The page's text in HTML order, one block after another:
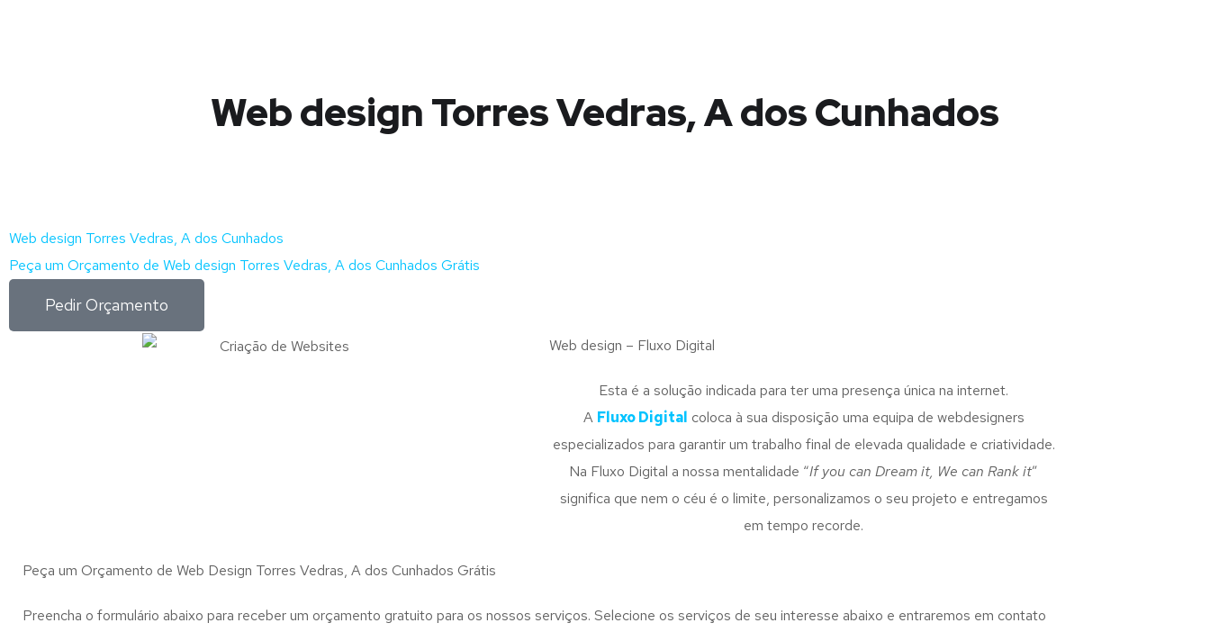
Web design Torres Vedras, A dos Cunhados
Web design Torres Vedras, A dos Cunhados
Peça um Orçamento de Web design Torres Vedras, A dos Cunhados Grátis
Pedir Orçamento
Web design – Fluxo Digital
Esta é a solução indicada para ter uma presença única na internet.
A Fluxo Digital coloca à sua disposição uma equipa de webdesigners
especializados para garantir um trabalho final de elevada qualidade e criatividade.
Na Fluxo Digital a nossa mentalidade “If you can Dream it, We can Rank it”
significa que nem o céu é o limite, personalizamos o seu projeto e entregamos
em tempo recorde.
Peça um Orçamento de Web Design Torres Vedras, A dos Cunhados Grátis
Preencha o formulário abaixo para receber um orçamento gratuito para os nossos serviços. Selecione os serviços de seu interesse abaixo e entraremos em contato